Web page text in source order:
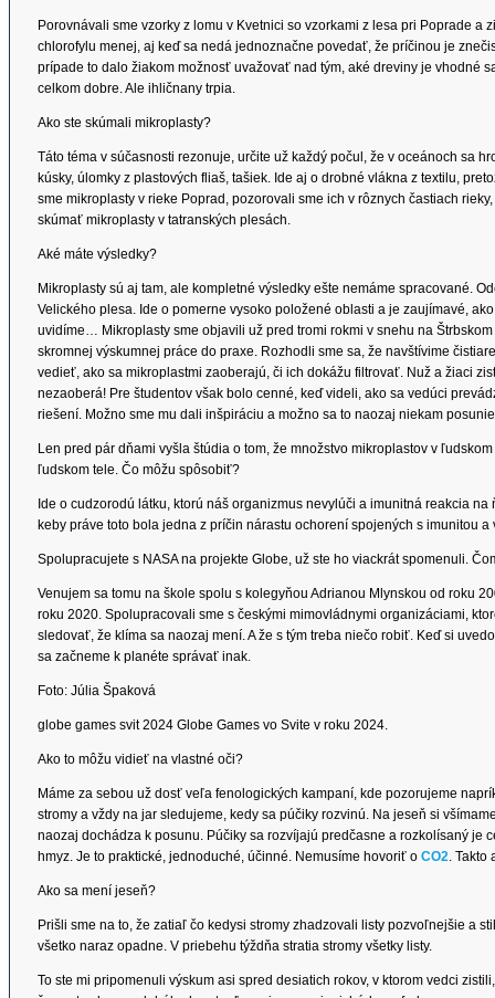
Porovnávali sme vzorky z lomu v Kvetnici so vzorkami z lesa pri Poprade a
chlorofylu menej, aj keď sa nedá jednoznačne povedať, že príčinou je
prípade to dalo žiakom možnosť uvažovať nad tým, aké dreviny je vhodné
celkom dobre. Ale ihličnany trpia.
Ako ste skúmali mikroplasty?
Táto téma v súčasnosti rezonuje, určite už každý počul, že v oceánoch sa
kúsky, úlomky z plastových fliaš, tašiek. Ide aj o drobné vlákna z textilu,
sme mikroplasty v rieke Poprad, pozorovali sme ich v rôznych častiach
skúmať mikroplasty v tatranských plesách.
Aké máte výsledky?
Mikroplasty sú aj tam, ale kompletné výsledky ešte nemáme spracované.
Velického plesa. Ide o pomerne vysoko položené oblasti a je zaujímavé,
uvidíme… Mikroplasty sme objavili už pred tromi rokmi v snehu na
skromnej výskumnej práce do praxe. Rozhodli sme sa, že navštívime
vedieť, ako sa mikroplastmi zaoberajú, či ich dokážu filtrovať. Nuž a žiaci
nezaoberá! Pre študentov však bolo cenné, keď videli, ako sa vedúci
riešení. Možno sme mu dali inšpiráciu a možno sa to naozaj niekam
Len pred pár dňami vyšla štúdia o tom, že množstvo mikroplastov v
ľudskom tele. Čo môžu spôsobiť?
Ide o cudzorodú látku, ktorú náš organizmus nevylúči a imunitná reakcia
keby práve toto bola jedna z príčin nárastu ochorení spojených s imunitou
Spolupracujete s NASA na projekte Globe, už ste ho viackrát spomenuli.
Venujem sa tomu na škole spolu s kolegyňou Adrianou Mlynskou od roku
roku 2020. Spolupracovali sme s českými mimovládnymi organizáciami,
sledovať, že klíma sa naozaj mení. A že s tým treba niečo robiť. Keď si
sa začneme k planéte správať inak.
Foto: Júlia Špaková
globe games svit 2024 Globe Games vo Svite v roku 2024.
Ako to môžu vidieť na vlastné oči?
Máme za sebou už dosť veľa fenologických kampaní, kde pozorujeme
stromy a vždy na jar sledujeme, kedy sa púčiky rozvinú. Na jeseň si
naozaj dochádza k posunu. Púčiky sa rozvíjajú predčasne a rozkolísaný je
hmyz. Je to praktické, jednoduché, účinné. Nemusíme hovoriť o CO2 .
Ako sa mení jeseň?
Prišli sme na to, že zatiaľ čo kedysi stromy zhadzovali listy pozvoľnejšie a
všetko naraz opadne. V priebehu týždňa stratia stromy všetky listy.
To ste mi pripomenuli výskum asi spred desiatich rokov, v ktorom vedci